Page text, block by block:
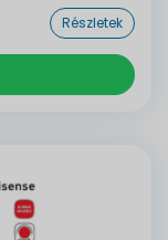
Részletek